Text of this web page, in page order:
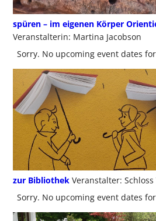
spüren – im eigenen Körper
Veranstalterin: Martina Jacobson
Sorry. No upcoming event dates
zur Bibliothek Veranstalter:
Sorry. No upcoming event dates